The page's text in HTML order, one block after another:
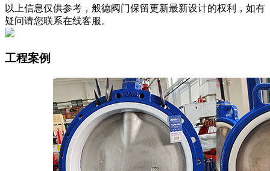
以上信息仅供参考，般德阀门保留更新最新设计的权利，如有
疑问请您联系在线客服。
工程案例